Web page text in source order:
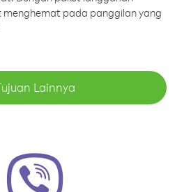
pada panggilan yang
Lainnya